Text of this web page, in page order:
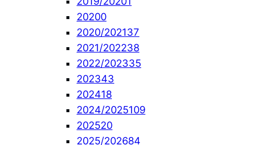
20200
2020/202137
2021/202238
2022/202335
202343
202418
2024/2025109
202520
2025/202684